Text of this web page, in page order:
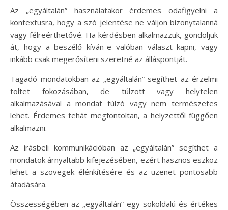
Az „egyáltalán” használatakor érdemes odafigyelni a
kontextusra, hogy a szó jelentése ne váljon bizonytalanná
vagy félreérthetővé. Ha kérdésben alkalmazzuk, gondoljuk
át, hogy a beszélő kíván-e valóban választ kapni, vagy
inkább csak megerősíteni szeretné az álláspontját.
Tagadó mondatokban az „egyáltalán” segíthet az érzelmi
töltet fokozásában, de túlzott vagy helytelen
alkalmazásával a mondat túlzó vagy nem természetes
lehet. Érdemes tehát megfontoltan, a helyzettől függően
alkalmazni.
Az írásbeli kommunikációban az „egyáltalán” segíthet a
mondatok árnyaltabb kifejezésében, ezért hasznos eszköz
lehet a szövegek élénkítésére és az üzenet pontosabb
átadására.
Összességében az „egyáltalán” egy sokoldalú és értékes